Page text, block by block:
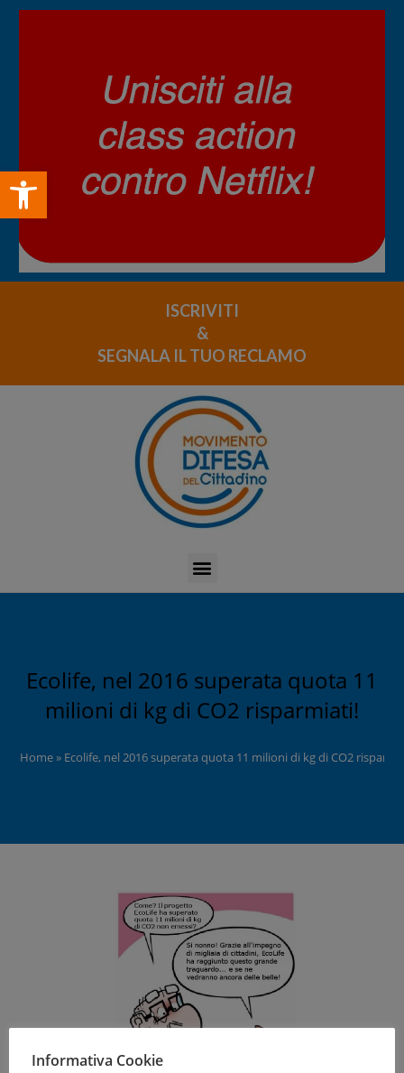
Open toolbar
ISCRIVITI
&
SEGNALA IL TUO RECLAMO
Ecolife, nel 2016 superata quota 11
milioni di kg di CO2 risparmiati!
Home» Ecolife, nel 2016 superata quota 11 milioni di kg di CO2
Informativa Cookie